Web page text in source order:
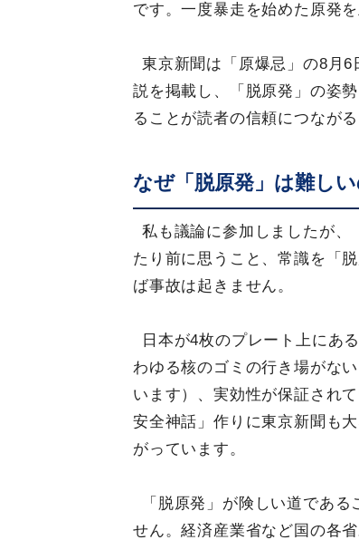
です。一度暴走を始めた原発
東京新聞は「原爆忌」の8月
説を掲載し、「脱原発」の姿
ることが読者の信頼につなが
なぜ「脱原発」は難し
私も議論に参加しましたが、
たり前に思うこと、常識を「
ば事故は起きません。
日本が4枚のプレート上にあ
わゆる核のゴミの行き場がな
います）、実効性が保証され
安全神話」作りに東京新聞も
がっています。
「脱原発」が険しい道であ
せん。経済産業省など国の各